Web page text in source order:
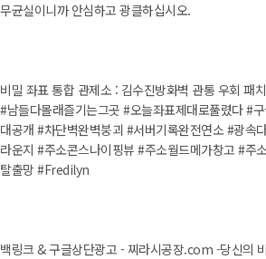
무균실이니까 안심하고 광클하십시오.
비밀 좌표 통합 관제소 : 김수진방화벽 관통 우회 패
#남들다몰래즐기는그곳 #오늘좌표제대로풀렸다 #
대공개 #차단벽완벽붕괴 #서버기록완전연소 #광속
라운지 #주소콘스나이핑뷰 #주소월드메가창고 #주
탈출망 #Fredilyn
백링크 & 구글상단광고 - 찌라시공장.com -당신의